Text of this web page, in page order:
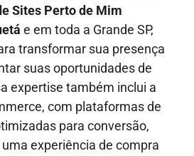
Sites Perto de Mim
e em toda a Grande SP,
transformar sua presença
suas oportunidades de
expertise também inclui a
com plataformas de
para conversão,
experiência de compra